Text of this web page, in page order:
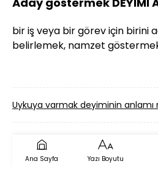
bir iş veya bir görev için birini
belirlemek, namzet
Uykuya varmak deyiminin anlamı
Ana Sayfa Yazı Boyutu